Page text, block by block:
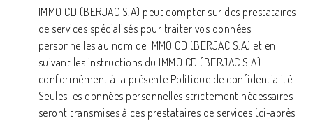
IMMO CD (BERJAC S.A) peut compter sur des prestataires
de services spécialisés pour traiter vos données
personnelles au nom de IMMO CD (BERJAC S.A) et en
suivant les instructions du IMMO CD (BERJAC S.A)
conformément à la présente Politique de confidentialité.
Seules les données personnelles strictement nécessaires
seront transmises à ces prestataires de services (ci-après